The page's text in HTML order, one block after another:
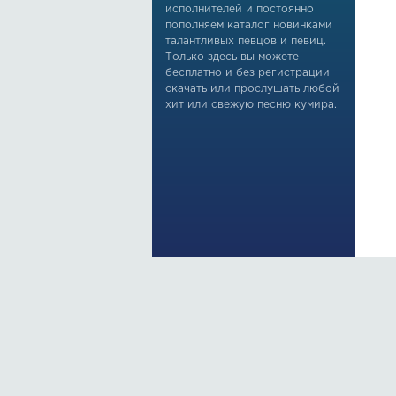
исполнителей и постоянно
пополняем каталог новинками
талантливых певцов и певиц.
Только здесь вы можете
бесплатно и без регистрации
скачать или прослушать любой
хит или свежую песню кумира.